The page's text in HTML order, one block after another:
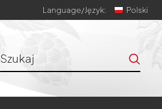
Language/Język: Polski